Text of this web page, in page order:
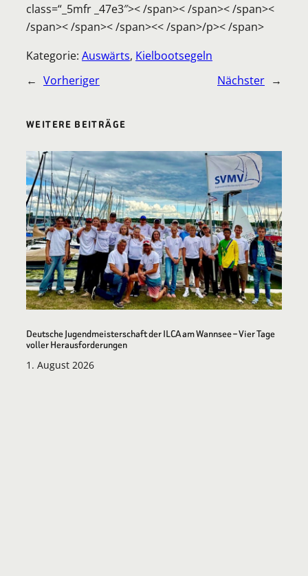
class=“_5mfr _47e3″>< /span>< /span>< /span><
/span>< /span>< /span><< /span>/p>< /span>
Kategorie: Auswärts, Kielbootsegeln
← Vorheriger Nächster →
WEITERE BEITRÄGE
Deutsche Jugendmeisterschaft der ILCA am Wannsee – Vier Tage
voller Herausforderungen
1. August 2026